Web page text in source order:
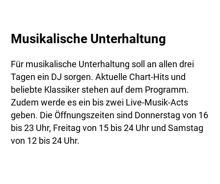
Musikalische Unterhaltung
Für musikalische Unterhaltung soll an allen drei
Tagen ein DJ sorgen. Aktuelle Chart-Hits und
beliebte Klassiker stehen auf dem Programm.
Zudem werde es ein bis zwei Live-Musik-Acts
geben. Die Öffnungszeiten sind Donnerstag von 16
bis 23 Uhr, Freitag von 15 bis 24 Uhr und Samstag
von 12 bis 24 Uhr.